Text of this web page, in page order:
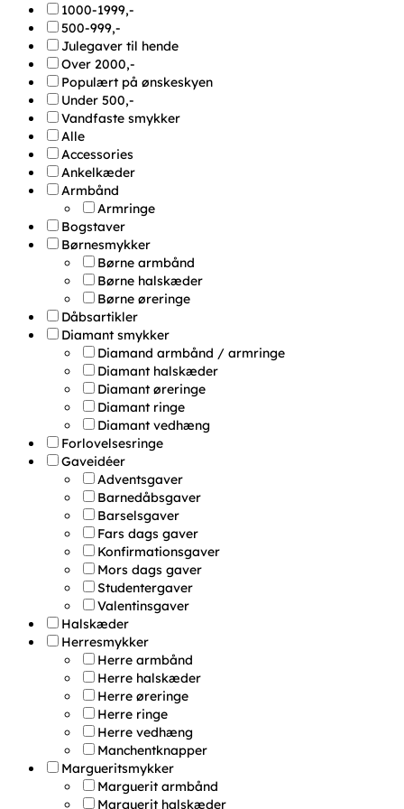
1000-1999,-
500-999,-
Julegaver til hende
Over 2000,-
Populært på ønskeskyen
Under 500,-
Vandfaste smykker
Alle
Accessories
Ankelkæder
Armbånd
Armringe
Bogstaver
Børnesmykker
Børne armbånd
Børne halskæder
Børne øreringe
Dåbsartikler
Diamant smykker
Diamand armbånd / armringe
Diamant halskæder
Diamant øreringe
Diamant ringe
Diamant vedhæng
Forlovelsesringe
Gaveidéer
Adventsgaver
Barnedåbsgaver
Barselsgaver
Fars dags gaver
Konfirmationsgaver
Mors dags gaver
Studentergaver
Valentinsgaver
Halskæder
Herresmykker
Herre armbånd
Herre halskæder
Herre øreringe
Herre ringe
Herre vedhæng
Manchentknapper
Margueritsmykker
Marguerit armbånd
Marguerit halskæder